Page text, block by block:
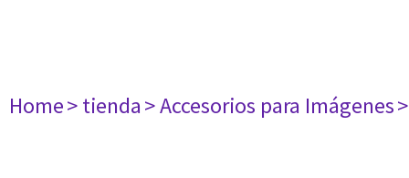
Home> tienda> Accesorios para Imágenes